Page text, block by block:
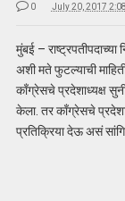
0 July 20, 2017
मुंबई –
अशी मते फुटल्याची
काँग्रेसचे प्रदेशाध्यक्ष
केला. तर काँग्रेसचे
प्रतिक्रिया देऊ असं